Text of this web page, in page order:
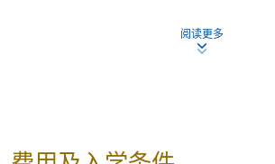
6) 非本地申请人报名时须出示有效签
阅读更多